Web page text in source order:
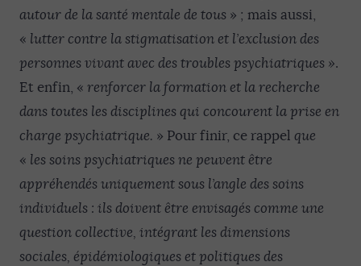
autour de la santé mentale de tous » ; mais aussi,
« lutter contre la stigmatisation et l’exclusion des
personnes vivant avec des troubles psychiatriques ».
Et enfin, « renforcer la formation et la recherche
dans toutes les disciplines qui concourent la prise en
charge psychiatrique. » Pour finir, ce rappel que
« les soins psychiatriques ne peuvent être
appréhendés uniquement sous l’angle des soins
individuels : ils doivent être envisagés comme une
question collective, intégrant les dimensions
sociales, épidémiologiques et politiques des